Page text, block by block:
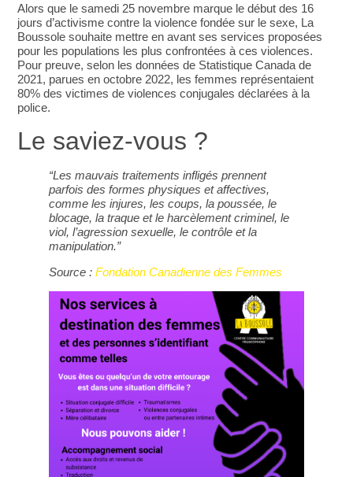
Alors que le samedi 25 novembre marque le début des 16
jours d’activisme contre la violence fondée sur le sexe, La
Boussole souhaite mettre en avant ses services proposées
pour les populations les plus confrontées à ces violences.
Pour preuve, selon les données de Statistique Canada de
2021, parues en octobre 2022, les femmes représentaient
80% des victimes de violences conjugales déclarées à la
police.
Le saviez-vous ?
“Les mauvais traitements infligés prennent
parfois des formes physiques et affectives,
comme les injures, les coups, la poussée, le
blocage, la traque et le harcèlement criminel, le
viol, l’agression sexuelle, le contrôle et la
manipulation.”
Source :Fondation Canadienne des Femmes